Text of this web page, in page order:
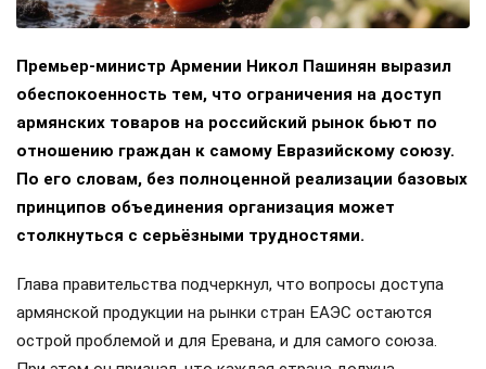
Премьер-министр Армении Никол Пашинян выразил
обеспокоенность тем, что ограничения на доступ
армянских товаров на российский рынок бьют по
отношению граждан к самому Евразийскому союзу.
По его словам, без полноценной реализации базовых
принципов объединения организация может
столкнуться с серьёзными трудностями.
Глава правительства подчеркнул, что вопросы доступа
армянской продукции на рынки стран ЕАЭС остаются
острой проблемой и для Еревана, и для самого союза.